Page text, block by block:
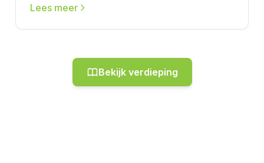
Lees meer
Bekijk verdieping